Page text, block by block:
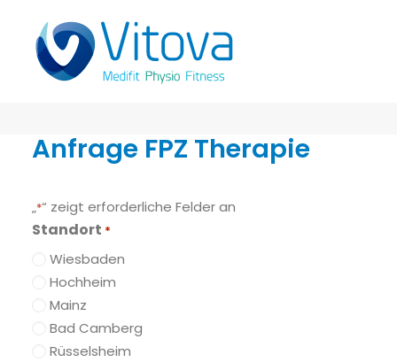
Anfrage FPZ Therapie
„*“ zeigt erforderliche Felder an
Standort *
Wiesbaden
Hochheim
Mainz
Bad Camberg
Rüsselsheim